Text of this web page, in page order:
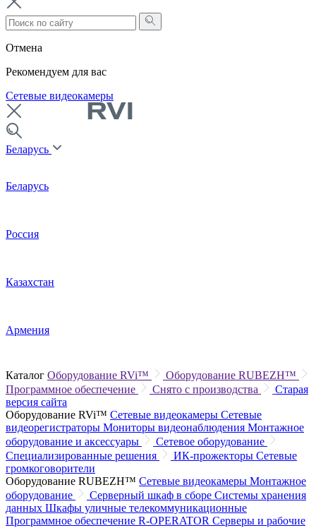
Отмена
Рекомендуем для вас
Сетевые видеокамеры
Беларусь
Беларусь
Россия
Казахстан
Армения
Каталог Оборудование RVi™
Оборудование RUBEZH™
Программное обеспечение
Снято с производства
Старая
версия сайта
Оборудование RVi™ Сетевые видеокамеры Сетевые
видеорегистраторы Мониторы видеонаблюдения Монтажное
оборудование и аксессуары
Сетевое оборудование
Специализированные решения
ИК-прожекторы Сетевые
громкоговорители
Оборудование RUBEZH™ Сетевые видеокамеры Монтажное
оборудование
Серверный шкаф в сборе Системы хранения
данных Шкафы уличные телекоммуникационные
Программное обеспечение R-OPERATOR Серверы и рабочие